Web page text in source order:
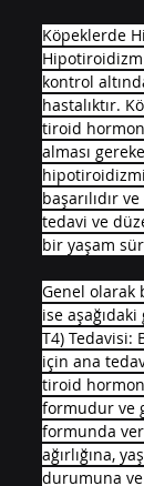
Köpeklerde
kontrol
hastalıktır.
tiroid
alması
başarılıdır
tedavi ve
bir yaşam
Genel olarak
ise
T4) Tedavisi:
için ana
tiroid
formudur ve
formunda
ağırlığına,
durumuna